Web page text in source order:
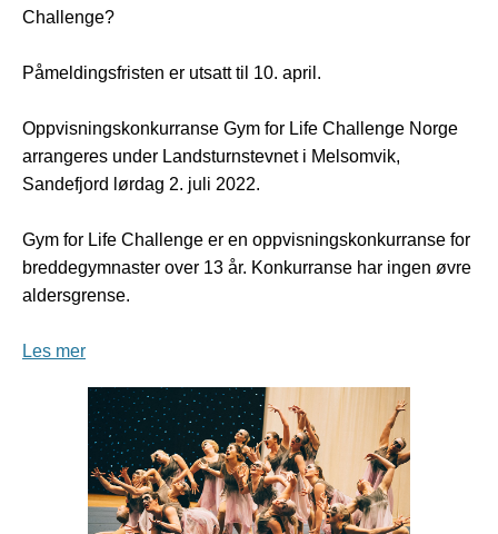
Challenge?
Påmeldingsfristen er utsatt til 10. april.
Oppvisningskonkurranse Gym for Life Challenge Norge
arrangeres under Landsturnstevnet i Melsomvik,
Sandefjord lørdag 2. juli 2022.
Gym for Life Challenge er en oppvisningskonkurranse for
breddegymnaster over 13 år. Konkurranse har ingen øvre
aldersgrense.
Les mer